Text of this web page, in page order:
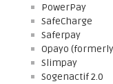
PowerPay
SafeCharge
Saferpay
Opayo
Slimpay
Sogenactif 2.0